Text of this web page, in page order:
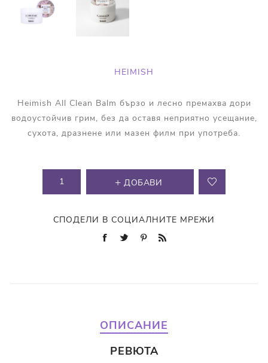
HEIMISH
Heimish All Clean Balm бързо и лесно премахва дори
водоустойчив грим, без да оставя неприятно усещание,
сухота, дразнене или мазен филм при употреба.
ДОБАВИ
СПОДЕЛИ В СОЦИАЛНИТЕ МРЕЖИ
ОПИСАНИЕ
РЕВЮТА